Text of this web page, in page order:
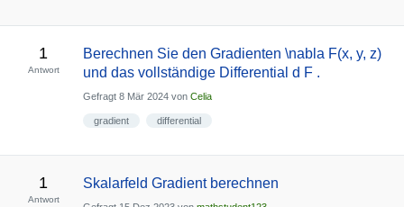
1
Antwort
Berechnen Sie den Gradienten \nabla F(x, y, z)
und das vollständige Differential d F .
Gefragt 8 Mär 2024 von Celia
gradient differential
1
Antwort
Skalarfeld Gradient berechnen